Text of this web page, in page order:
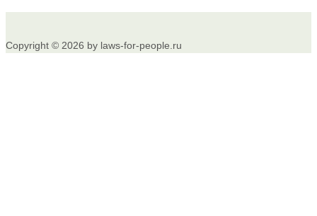
Copyright © 2026 by laws-for-people.ru